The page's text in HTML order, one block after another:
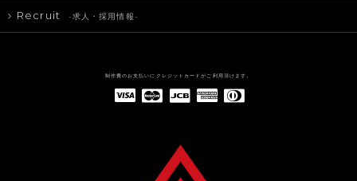
Recruit -求人・採用情報-
制作費のお支払いにクレジットカードがご利用頂けます。